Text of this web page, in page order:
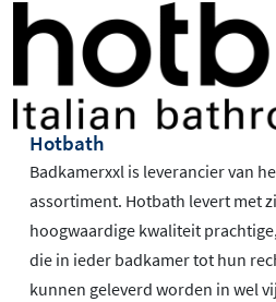
Hotbath
Badkamerxxl is leverancier van
assortiment. Hotbath levert met
hoogwaardige kwaliteit
die in ieder badkamer tot hun
kunnen geleverd worden in wel